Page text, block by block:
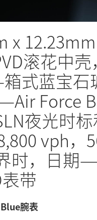
x
滚花中
式蓝宝
Force
夜光时
vph
时，日期
带
腕表